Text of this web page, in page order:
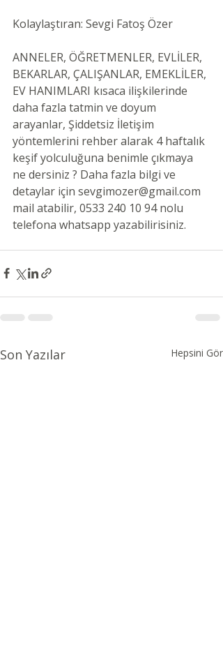
Kolaylaştıran: Sevgi Fatoş Özer
ANNELER, ÖĞRETMENLER, EVLİLER,
BEKARLAR, ÇALIŞANLAR, EMEKLİLER,
EV HANIMLARI kısaca ilişkilerinde
daha fazla tatmin ve doyum
arayanlar, Şiddetsiz İletişim
yöntemlerini rehber alarak 4 haftalık
keşif yolculuğuna benimle çıkmaya
ne dersiniz ? Daha fazla bilgi ve
detaylar için sevgimozer@gmail.com
mail atabilir, 0533 240 10 94 nolu
telefona whatsapp yazabilirisiniz.
Son Yazılar Hepsini Gör